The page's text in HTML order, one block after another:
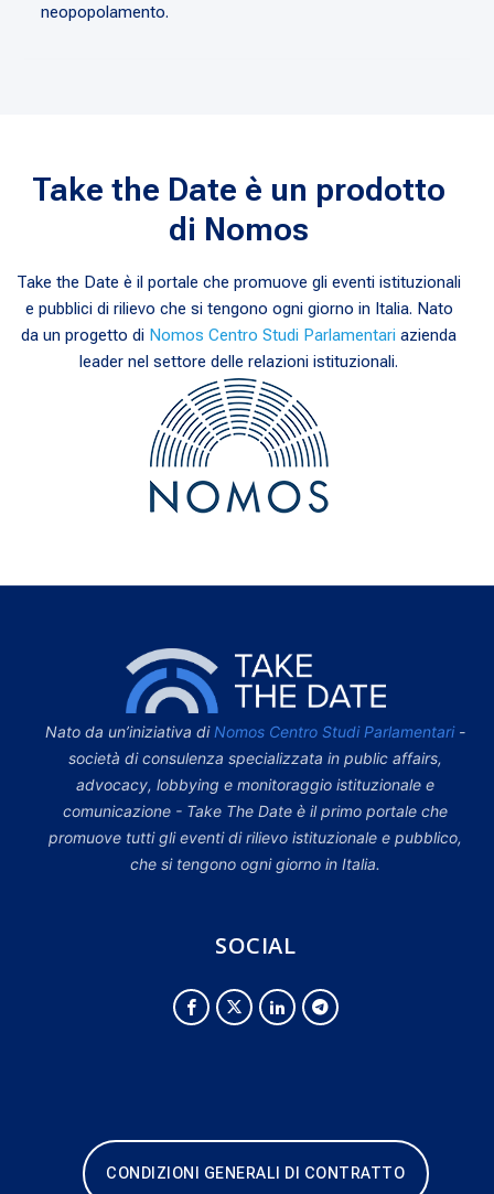
neopopolamento.
Take the Date è un prodotto
di Nomos
Take the Date è il portale che promuove gli eventi istituzionali
e pubblici di rilievo che si tengono ogni giorno in Italia. Nato
da un progetto di Nomos Centro Studi Parlamentari azienda
leader nel settore delle relazioni istituzionali.
Nato da un’iniziativa di Nomos Centro Studi Parlamentari-
società di consulenza specializzata in public affairs,
advocacy, lobbying e monitoraggio istituzionale e
comunicazione - Take The Date è il primo portale che
promuove tutti gli eventi di rilievo istituzionale e pubblico,
che si tengono ogni giorno in Italia.
SOCIAL
CONDIZIONI GENERALI DI CONTRATTO